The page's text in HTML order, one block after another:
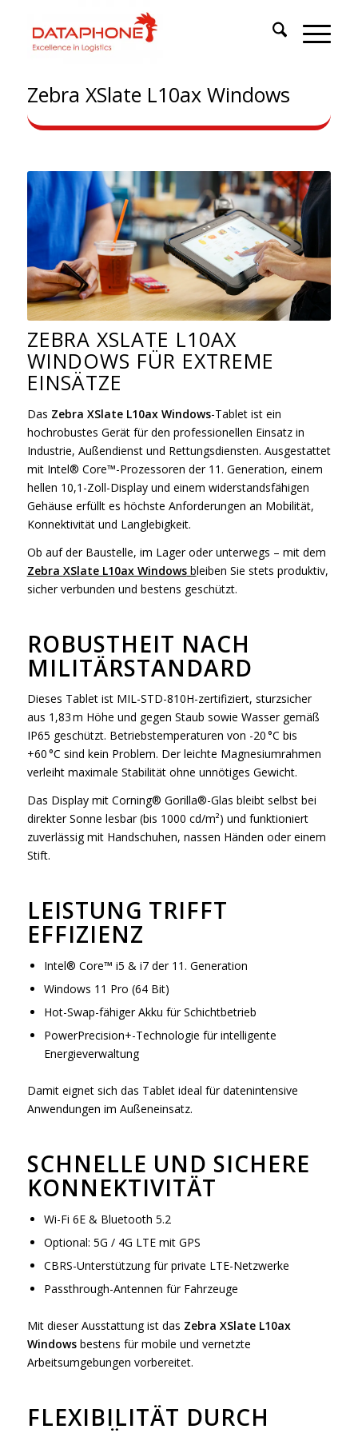
Zebra XSlate L10ax Windows
ZEBRA XSLATE L10AX
WINDOWS FÜR EXTREME
EINSÄTZE
Das Zebra XSlate L10ax Windows-Tablet ist ein
hochrobustes Gerät für den professionellen Einsatz in
Industrie, Außendienst und Rettungsdiensten. Ausgestattet
mit Intel® Core™-Prozessoren der 11. Generation, einem
hellen 10,1-Zoll-Display und einem widerstandsfähigen
Gehäuse erfüllt es höchste Anforderungen an Mobilität,
Konnektivität und Langlebigkeit.
Ob auf der Baustelle, im Lager oder unterwegs – mit dem
Zebra XSlate L10ax Windowsbleiben Sie stets produktiv,
sicher verbunden und bestens geschützt.
ROBUSTHEIT NACH
MILITÄRSTANDARD
Dieses Tablet ist MIL-STD-810H-zertifiziert, sturzsicher
aus 1,83 m Höhe und gegen Staub sowie Wasser gemäß
IP65 geschützt. Betriebstemperaturen von -20 °C bis
+60 °C sind kein Problem. Der leichte Magnesiumrahmen
verleiht maximale Stabilität ohne unnötiges Gewicht.
Das Display mit Corning® Gorilla®-Glas bleibt selbst bei
direkter Sonne lesbar (bis 1000 cd/m²) und funktioniert
zuverlässig mit Handschuhen, nassen Händen oder einem
Stift.
LEISTUNG TRIFFT
EFFIZIENZ
Intel® Core™ i5 & i7 der 11. Generation
Windows 11 Pro (64 Bit)
Hot-Swap-fähiger Akku für Schichtbetrieb
PowerPrecision+-Technologie für intelligente
Energieverwaltung
Damit eignet sich das Tablet ideal für datenintensive
Anwendungen im Außeneinsatz.
SCHNELLE UND SICHERE
KONNEKTIVITÄT
Wi-Fi 6E & Bluetooth 5.2
Optional: 5G / 4G LTE mit GPS
CBRS-Unterstützung für private LTE-Netzwerke
Passthrough-Antennen für Fahrzeuge
Mit dieser Ausstattung ist das Zebra XSlate L10ax
Windowsbestens für mobile und vernetzte
Arbeitsumgebungen vorbereitet.
FLEXIBILITÄT DURCH